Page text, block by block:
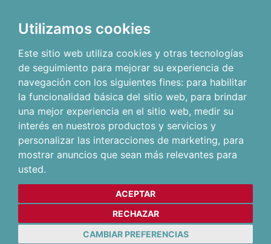
Utilizamos cookies
Este sitio web utiliza cookies y otras tecnologías
de seguimiento para mejorar su experiencia de
navegación con los siguientes fines: para habilitar
la funcionalidad básica del sitio web, para brindar
una mejor experiencia en el sitio web, medir su
interés en nuestros productos y servicios y
personalizar las interacciones de marketing, para
mostrar anuncios que sean más relevantes para
usted.
ACEPTAR
RECHAZAR
CAMBIAR PREFERENCIAS